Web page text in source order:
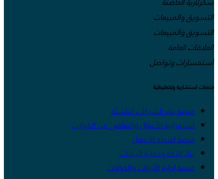
التسويق والمبيعات
التسويق والمبيعات
العلاقات العامة
استفسارات وتواصل
منصات استشارية وتخطيطية
منصة بناء الشركات الناشئة
استمرارية الأعمال والتعافي من الكوارث
منصة اعتماد الأعمال
بناء الثقة وحماية البيانات
منصة إدارة الأزمات والحوادث